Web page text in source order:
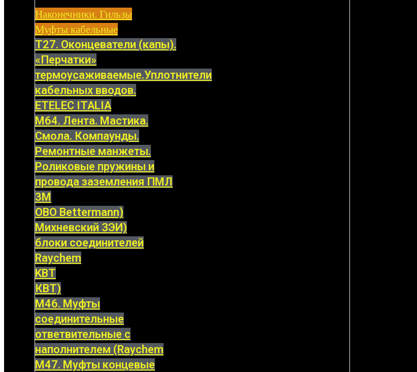
Наконечники. Гильзы
Муфты кабельные
Т27. Оконцеватели (капы).
«Перчатки»
термоусаживаемые.Уплотнители
кабельных вводов.
ETELEC ITALIA
М64. Лента. Мастика.
Смола. Компаунды.
Ремонтные манжеты.
Роликовые пружины и
провода заземления ПМЛ
3M
OBO Bettermann)
Михневский ЗЭИ)
блоки соединителей
Raychem
KBT
КВТ)
М46. Муфты
соединительные
ответвительные с
наполнителем (Raychem
М47. Муфты концевые